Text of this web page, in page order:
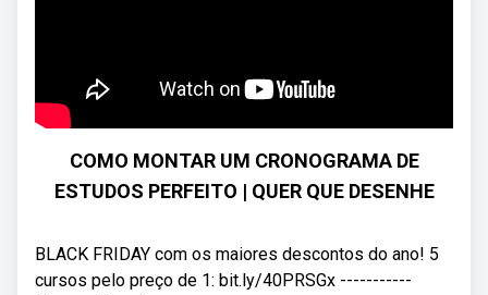
COMO MONTAR UM CRONOGRAMA DE
ESTUDOS PERFEITO | QUER QUE DESENHE
BLACK FRIDAY com os maiores descontos do ano! 5
cursos pelo preço de 1: bit.ly/40PRSGx -----------